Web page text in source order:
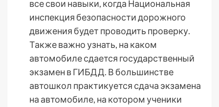
все свои навыки, когда Национальная
инспекция безопасности дорожного
движения будет проводить проверку.
Также важно узнать, на каком
автомобиле сдается государственный
экзамен в ГИБДД. В большинстве
автошкол практикуется сдача экзамена
на автомобиле, на котором ученики